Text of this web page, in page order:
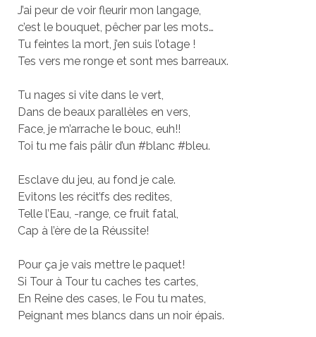
J’ai peur de voir fleurir mon langage,
c’est le bouquet, pêcher par les mots…
Tu feintes la mort, j’en suis l’otage !
Tes vers me ronge et sont mes barreaux.
Tu nages si vite dans le vert,
Dans de beaux parallèles en vers,
Face, je m’arrache le bouc, euh!!
Toi tu me fais pâlir d’un #blanc #bleu.
Esclave du jeu, au fond je cale.
Evitons les récit’fs des redites,
Telle l’Eau, -range, ce fruit fatal,
Cap à l’ère de la Réussite!
Pour ça je vais mettre le paquet!
Si Tour à Tour tu caches tes cartes,
En Reine des cases, le Fou tu mates,
Peignant mes blancs dans un noir épais.